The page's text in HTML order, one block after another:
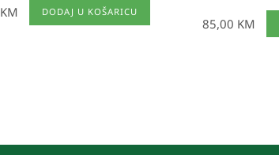
KM DODAJ U KOŠARICU
85,00 KM